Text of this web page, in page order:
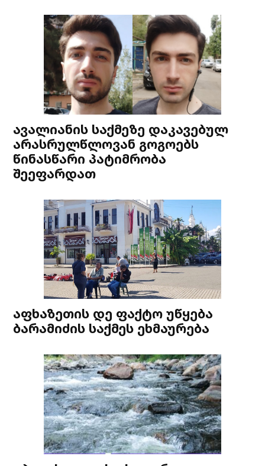
ავალიანის საქმეზე დაკავებულ
არასრულწლოვან გოგოებს
წინასწარი პატიმრობა
შეეფარდათ
აფხაზეთის დე ფაქტო უწყება
ბარამიძის საქმეს ეხმაურება